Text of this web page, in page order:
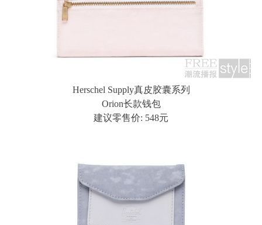
Herschel Supply真皮胶囊系列
Orion长款钱包
建议零售价: 548元